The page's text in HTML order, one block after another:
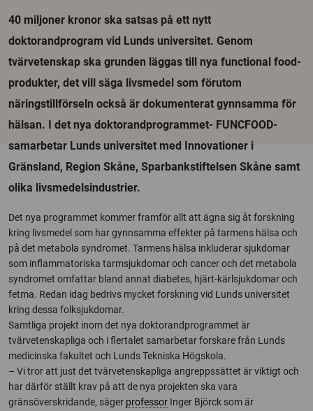
40 miljoner kronor ska satsas på ett nytt
doktorandprogram vid Lunds universitet. Genom
tvärvetenskap ska grunden läggas till nya functional food-
produkter, det vill säga livsmedel som förutom
näringstillförseln också är dokumenterat gynnsamma för
hälsan. I det nya doktorandprogrammet- FUNCFOOD-
samarbetar Lunds universitet med Innovationer i
Gränsland, Region Skåne, Sparbankstiftelsen Skåne samt
olika livsmedelsindustrier.
Det nya programmet kommer framför allt att ägna sig åt forskning
kring livsmedel som har gynnsamma effekter på tarmens hälsa och
på det metabola syndromet. Tarmens hälsa inkluderar sjukdomar
som inflammatoriska tarmsjukdomar och cancer och det metabola
syndromet omfattar bland annat diabetes, hjärt-kärlsjukdomar och
fetma. Redan idag bedrivs mycket forskning vid Lunds universitet
kring dessa folksjukdomar.
Samtliga projekt inom det nya doktorandprogrammet är
tvärvetenskapliga och i flertalet samarbetar forskare från Lunds
medicinska fakultet och Lunds Tekniska Högskola.
– Vi tror att just det tvärvetenskapliga angreppssättet är viktigt och
har därför ställt krav på att de nya projekten ska vara
gränsöverskridande, säger professor Inger Björck som är